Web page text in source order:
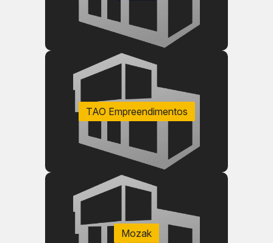
TAO Empreendimentos
Mozak